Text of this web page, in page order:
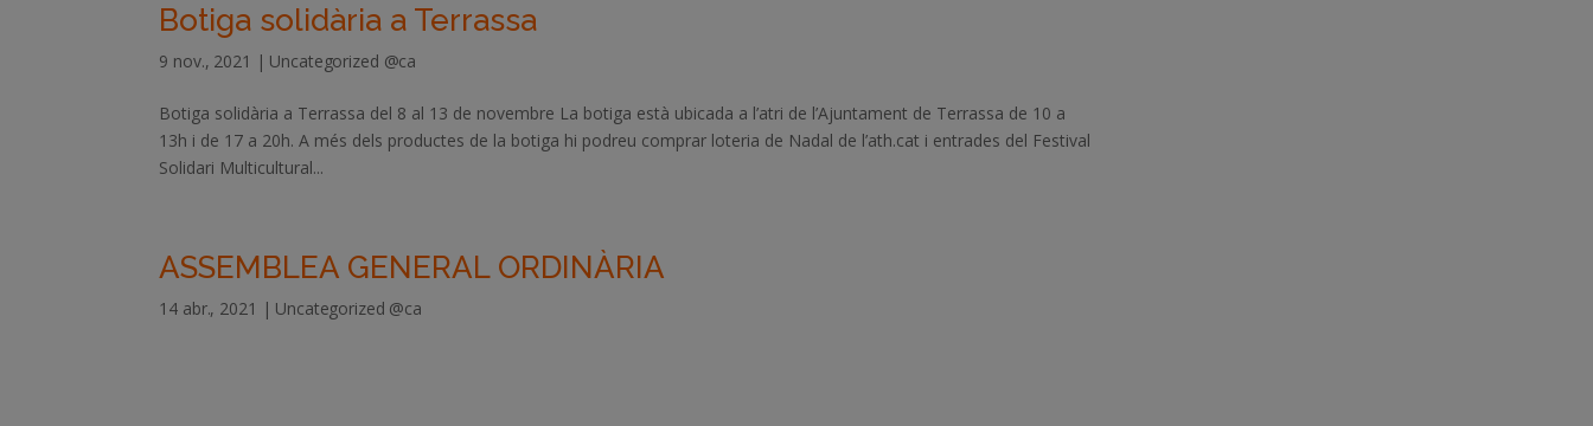
Botiga solidària a Terrassa
9 nov., 2021 | Uncategorized @ca
Botiga solidària a Terrassa del 8 al 13 de novembre La botiga està ubicada a l’atri de l’Ajuntament de Terrassa de 10 a
13h i de 17 a 20h. A més dels productes de la botiga hi podreu comprar loteria de Nadal de l’ath.cat i entrades del Festival
Solidari Multicultural...
ASSEMBLEA GENERAL ORDINÀRIA
14 abr., 2021 | Uncategorized @ca